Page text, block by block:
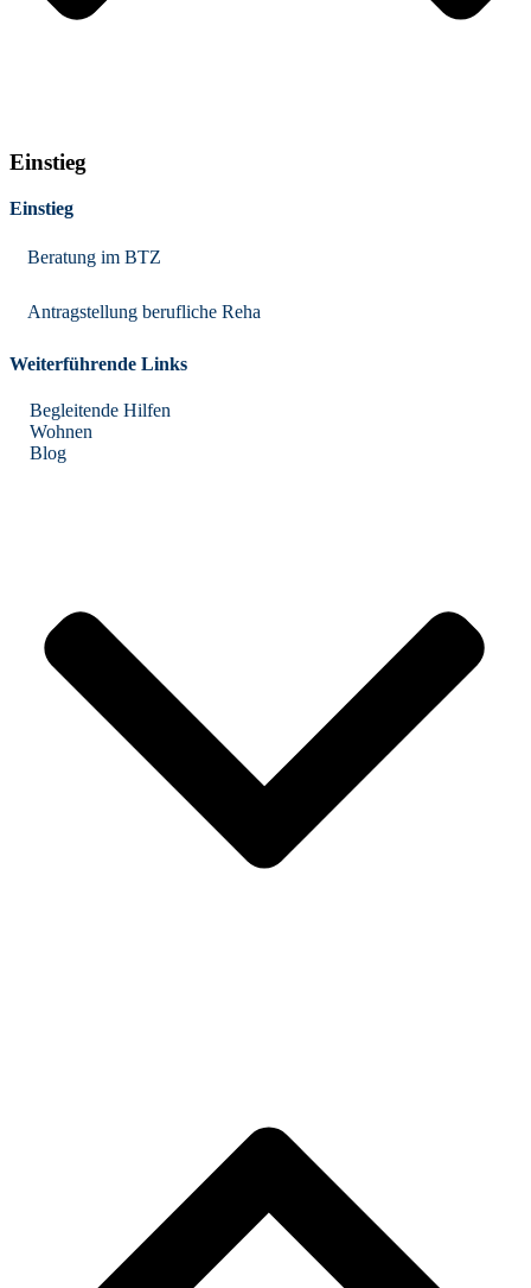
Einstieg
Einstieg
Beratung im BTZ
Antragstellung berufliche Reha
Weiterführende Links
Begleitende Hilfen
Wohnen
Blog